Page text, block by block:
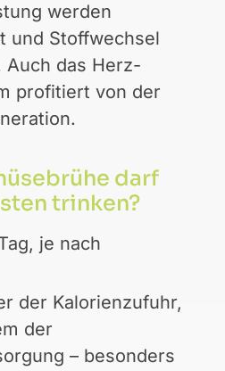
werden
und Stoffwechsel
Auch das Herz-
profitiert von der
darf
trinken?
je nach
der Kalorienzufuhr,
der
– besonders